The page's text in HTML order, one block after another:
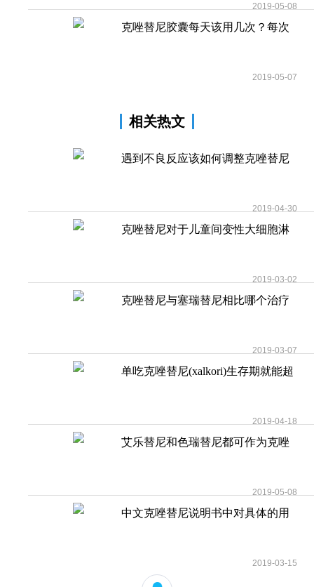
2019-05-08
克唑替尼胶囊每天该用几次？每次
2019-05-07
相关热文
遇到不良反应该如何调整克唑替尼
2019-04-30
克唑替尼对于儿童间变性大细胞淋
2019-03-02
克唑替尼与塞瑞替尼相比哪个治疗
2019-03-07
单吃克唑替尼(xalkori)生存期就能超
2019-04-18
艾乐替尼和色瑞替尼都可作为克唑
2019-05-08
中文克唑替尼说明书中对具体的用
2019-03-15